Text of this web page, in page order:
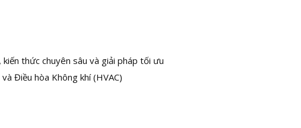
thức chuyên sâu và giải pháp tối ưu
Điều hòa Không khí (HVAC)